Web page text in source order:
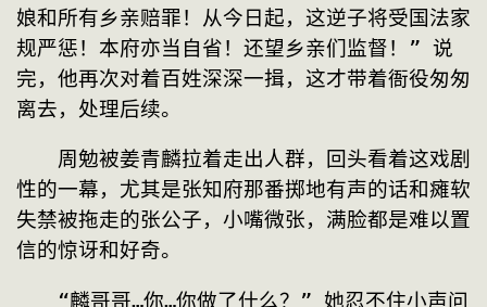
娘和所有乡亲赔罪！从今日起，这逆子将受国法家
规严惩！本府亦当自省！还望乡亲们监督！” 说
完，他再次对着百姓深深一揖，这才带着衙役匆匆
离去，处理后续。
周勉被姜青麟拉着走出人群，回头看着这戏剧
性的一幕，尤其是张知府那番掷地有声的话和瘫软
失禁被拖走的张公子，小嘴微张，满脸都是难以置
信的惊讶和好奇。
“麟哥哥…你…你做了什么？” 她忍不住小声问